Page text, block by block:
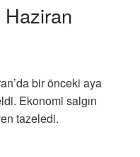
bir önceki aya
Ekonomi salgın
tazeledi.